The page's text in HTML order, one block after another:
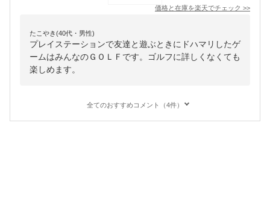
価格と在庫を楽天でチェック >>
たこやき(40代・男性)
プレイステーションで友達と遊ぶときにドハマリしたゲ
ームはみんなのＧＯＬＦです。ゴルフに詳しくなくても
楽しめます。
全てのおすすめコメント（4件）